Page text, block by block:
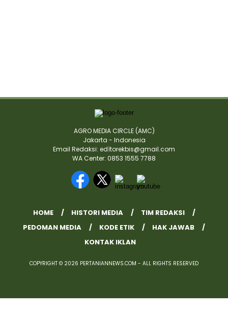
AGRO MEDIA CIRCLE (AMC)
Jakarta - Indonesia
Email Redaksi: edìtorekbis@gmail.com
WA Center: 0853 1555 7788
HOME HISTORI MEDIA
TIM REDAKSI
PEDOMAN MEDIA
KODE ETIK
HAK JAWAB
KONTAK IKLAN
COPYRIGHT © 2026 PERTANIANNEWS.COM - ALL RIGHTS RESERVED